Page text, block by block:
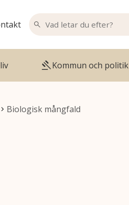
VAD LETAR DU EFTER?
Kommun och politik
Biologisk mångfald